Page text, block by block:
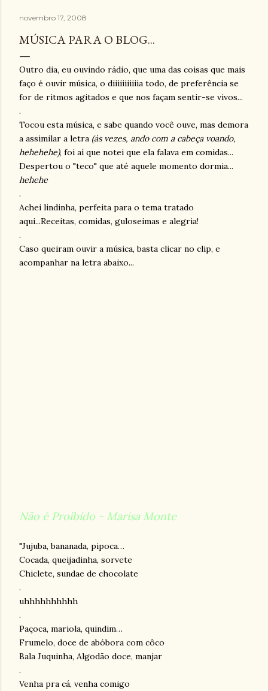
novembro 17, 2008
MÚSICA PARA O BLOG...
Outro dia, eu ouvindo rádio, que uma das coisas que mais
faço é ouvir música, o diiiiiiiiiiia todo, de preferência se
for de ritmos agitados e que nos façam sentir-se vivos...
.
Tocou esta música, e sabe quando você ouve, mas demora
a assimilar a letra (às vezes, ando com a cabeça voando,
hehehehe), foi aí que notei que ela falava em comidas...
Despertou o "teco" que até aquele momento dormia...
hehehe
.
Achei lindinha, perfeita para o tema tratado
aqui...Receitas, comidas, guloseimas e alegria!
.
Caso queiram ouvir a música, basta clicar no clip, e
acompanhar na letra abaixo...
Não é Proibido - Marisa Monte
"Jujuba, bananada, pipoca…
Cocada, queijadinha, sorvete
Chiclete, sundae de chocolate
.
uhhhhhhhhhh
.
Paçoca, mariola, quindim…
Frumelo, doce de abóbora com côco
Bala Juquinha, Algodão doce, manjar
.
Venha pra cá, venha comigo